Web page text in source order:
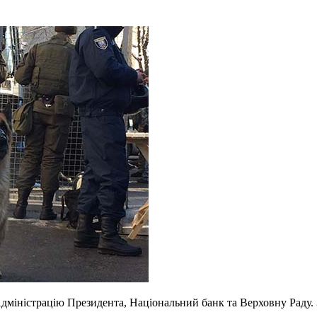
Президента, Національний банк та Верховну Раду.